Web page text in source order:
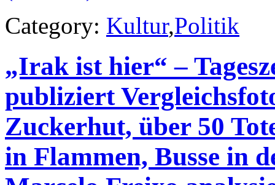
Category: Kultur,Politik
„Irak ist hier“ –
publiziert
Zuckerhut, über 50
in Flammen, Busse in